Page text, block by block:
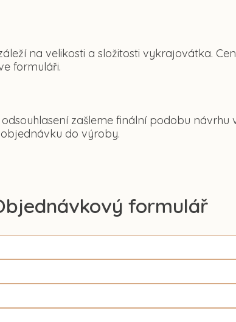
na velikosti a složitosti vykrajovátka.
formuláři.
zašleme finální podobu
do výroby.
formulář